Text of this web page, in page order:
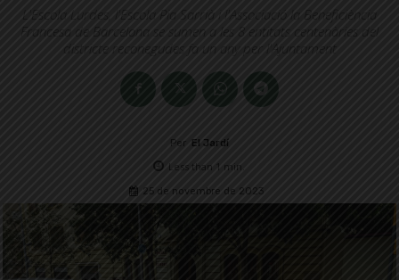
L'Escola Lurdes, l'Escola Pia Sarrià i l'Associació la Beneficiència
Francesa de Barcelona se sumen a les 8 entitats centenàries del
districte reconegudes fa un any per l'Ajuntament
Per El Jardí
Less than 1 min.
25 de novembre de 2023